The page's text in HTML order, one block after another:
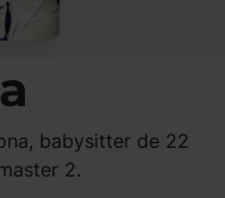
babysitter de 22
2.